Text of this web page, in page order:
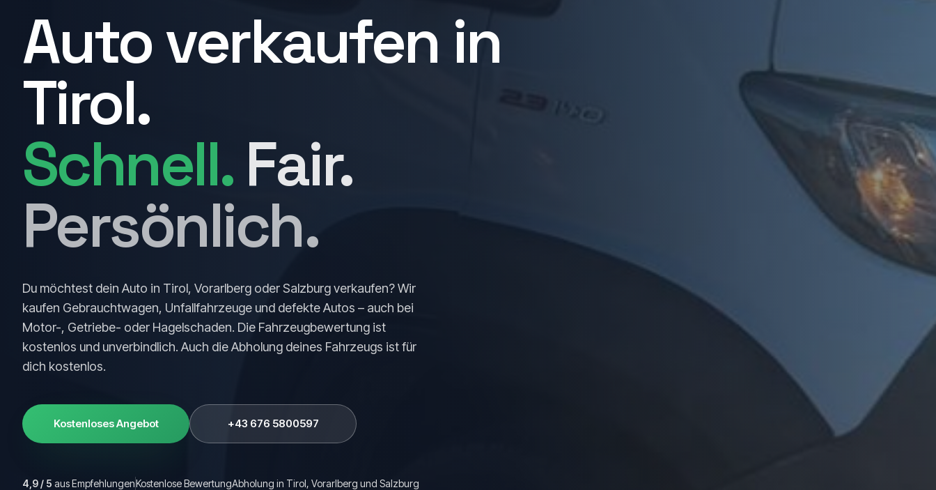
Autoankauf Tirol –
Auto verkaufen in
Tirol.
Schnell. Fair.
Persönlich.
Du möchtest dein Auto in Tirol, Vorarlberg oder Salzburg verkaufen? Wir
kaufen Gebrauchtwagen, Unfallfahrzeuge und defekte Autos – auch bei
Motor-, Getriebe- oder Hagelschaden. Die Fahrzeugbewertung ist
kostenlos und unverbindlich. Auch die Abholung deines Fahrzeugs ist für
dich kostenlos.
Kostenloses Angebot +43 676 5800597
4,9 / 5 aus EmpfehlungenKostenlose BewertungAbholung in Tirol, Vorarlberg und Salzburg